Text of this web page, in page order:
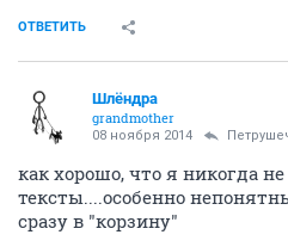
ОТВЕТИТЬ
Шлёндра
grandmother
08 ноября 2014
как хорошо, что я никогда
тексты....особенно
сразу в "корзину"